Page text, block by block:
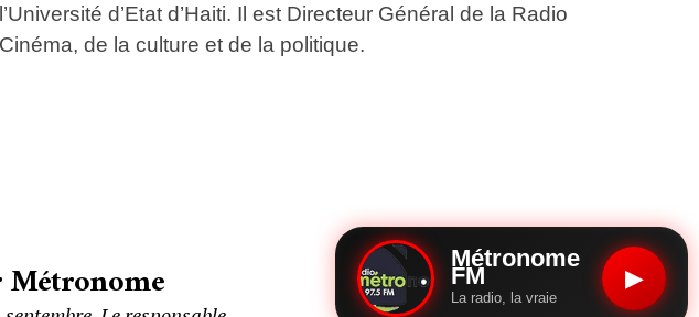
d’Etat d’Haiti. Il est Directeur Général de la Radio
de la culture et de la politique.
Métronome Métronome
FM
La radio, la vraie
▶